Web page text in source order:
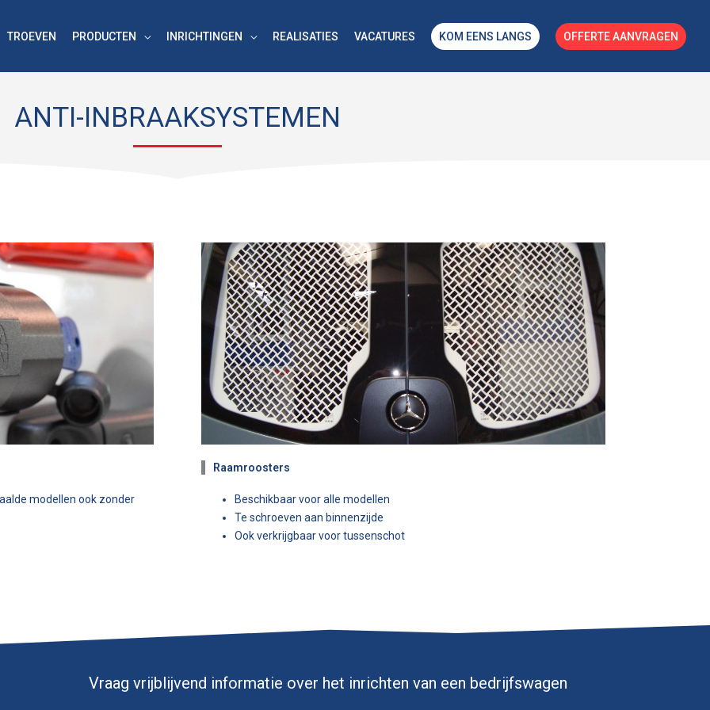
TROEVEN PRODUCTEN INRICHTINGEN REALISATIES VACATURES KOM EENS LANGS OFFERTE AANVRAGEN
ANTI-INBRAAKSYSTEMEN
modellen ook zonder
Raamroosters
Beschikbaar voor alle modellen
Te schroeven aan binnenzijde
Ook verkrijgbaar voor tussenschot
Vraag vrijblijvend informatie over het inrichten van een bedrijfswagen